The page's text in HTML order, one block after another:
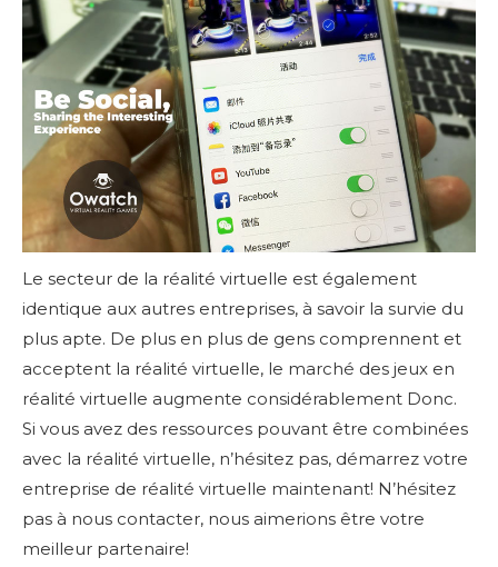
Le secteur de la réalité virtuelle est également
identique aux autres entreprises, à savoir la survie du
plus apte. De plus en plus de gens comprennent et
acceptent la réalité virtuelle, le marché des jeux en
réalité virtuelle augmente considérablement Donc.
Si vous avez des ressources pouvant être combinées
avec la réalité virtuelle, n’hésitez pas, démarrez votre
entreprise de réalité virtuelle maintenant! N’hésitez
pas à nous contacter, nous aimerions être votre
meilleur partenaire!